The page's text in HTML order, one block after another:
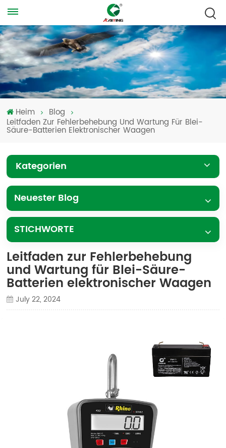
Heim
Blog
Leitfaden Zur Fehlerbehebung Und Wartung Für Blei-
Säure-Batterien Elektronischer Waagen
Kategorien
Neuester Blog
STICHWORTE
Leitfaden zur Fehlerbehebung
und Wartung für Blei-Säure-
Batterien elektronischer Waagen
July 22, 2024